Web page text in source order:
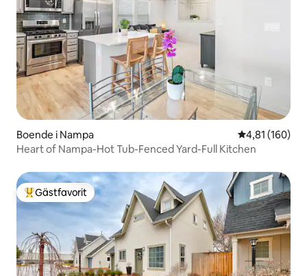
Boende i Nampa 4,81 av 5 i
4,81 (160)
Heart of Nampa-Hot Tub-Fenced Yard-Full Kitchen
Populär gästfavorit
Gästfavorit